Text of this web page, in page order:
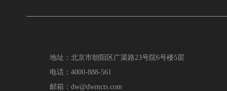
地址：北京市朝阳区广渠路23号院6号楼5层
电话：4000-888-561
邮箱：dw@dwmcts.com